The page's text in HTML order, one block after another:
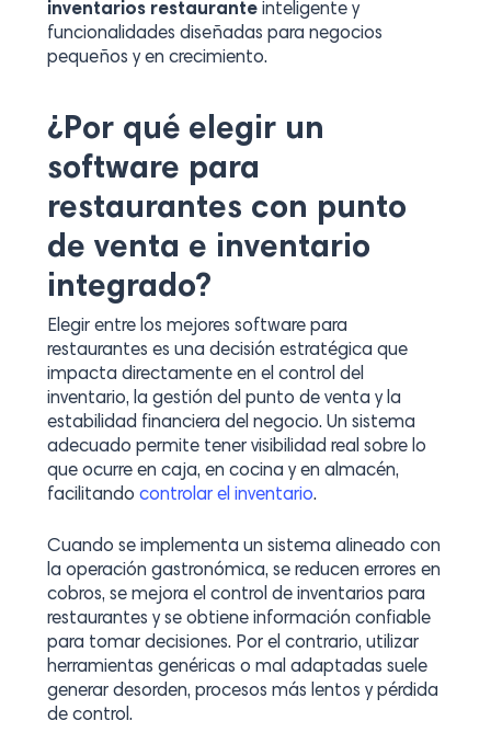
inventarios restauranteinteligente y
funcionalidades diseñadas para negocios
pequeños y en crecimiento.
¿Por qué elegir un
software para
restaurantes con punto
de venta e inventario
integrado?
Elegir entre los mejores software para
restaurantes es una decisión estratégica que
impacta directamente en el control del
inventario, la gestión del punto de venta y la
estabilidad financiera del negocio. Un sistema
adecuado permite tener visibilidad real sobre lo
que ocurre en caja, en cocina y en almacén,
facilitando controlar el inventario.
Cuando se implementa un sistema alineado con
la operación gastronómica, se reducen errores en
cobros, se mejora el control de inventarios para
restaurantes y se obtiene información confiable
para tomar decisiones. Por el contrario, utilizar
herramientas genéricas o mal adaptadas suele
generar desorden, procesos más lentos y pérdida
de control.